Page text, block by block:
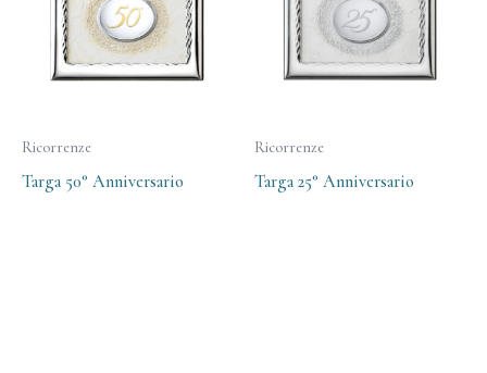
Ricorrenze
Targa 50° Anniversario
Ricorrenze
Targa 25° Anniversario